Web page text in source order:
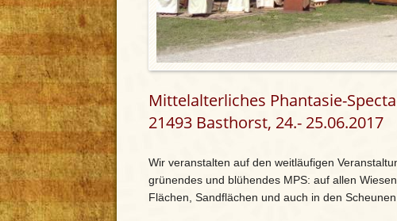
Mittelalterliches Phantasie-
21493 Basthorst, 24.- 25.06.2017
Wir veranstalten auf den weitläufigen
grünendes und blühendes MPS: auf allen
Flächen, Sandflächen und auch in den